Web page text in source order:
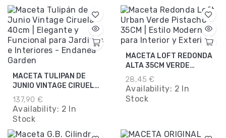
MACETA TULIPAN DE
JUNIO VINTAGE CIRUELA
40CM
137,90 €
Availability: 2 In
Stock
MACETA LOFT REDONDA
ALTA 35CM VERDE
PISTACHO
28,45 €
Availability: 2 In
Stock